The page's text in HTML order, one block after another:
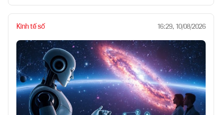
Kinh tế số 16:29, 10/08/2026